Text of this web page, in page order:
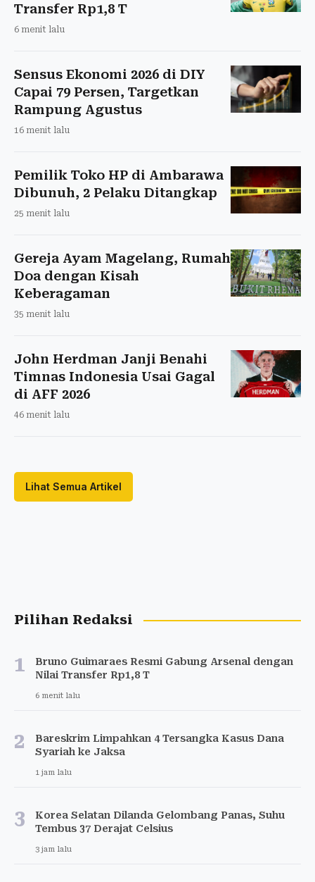
Transfer Rp1,8 T
6 menit lalu
Sensus Ekonomi 2026 di DIY
Capai 79 Persen, Targetkan
Rampung Agustus
16 menit lalu
Pemilik Toko HP di Ambarawa
Dibunuh, 2 Pelaku Ditangkap
25 menit lalu
Gereja Ayam Magelang, Rumah
Doa dengan Kisah
Keberagaman
35 menit lalu
John Herdman Janji Benahi
Timnas Indonesia Usai Gagal
di AFF 2026
46 menit lalu
Lihat Semua Artikel
Pilihan Redaksi
1
Bruno Guimaraes Resmi Gabung Arsenal dengan
Nilai Transfer Rp1,8 T
6 menit lalu
2
Bareskrim Limpahkan 4 Tersangka Kasus Dana
Syariah ke Jaksa
1 jam lalu
3
Korea Selatan Dilanda Gelombang Panas, Suhu
Tembus 37 Derajat Celsius
3 jam lalu